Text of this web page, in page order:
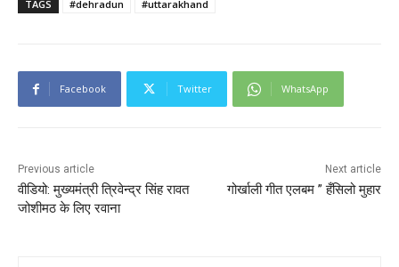
TAGS #dehradun #uttarakhand
Facebook Twitter WhatsApp
Previous article
वीडियो: मुख्यमंत्री त्रिवेन्द्र सिंह रावत
जोशीमठ के लिए रवाना
Next article
गोर्खाली गीत एलबम ” हँसिलो मुहार